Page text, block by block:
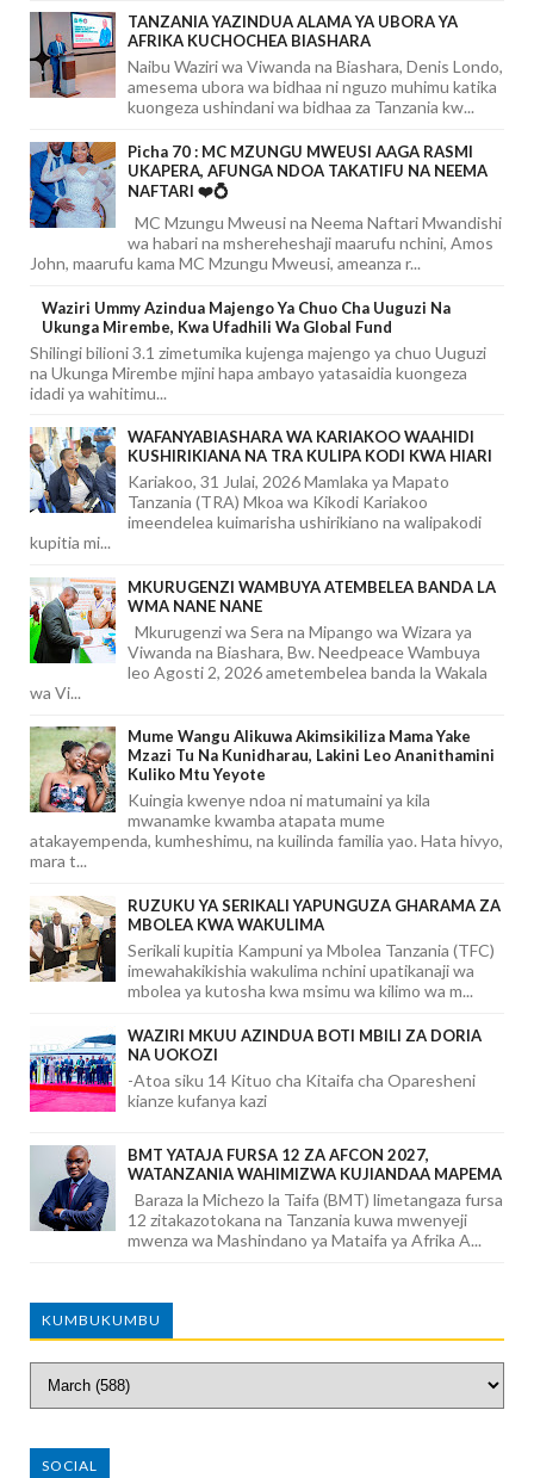
TANZANIA YAZINDUA ALAMA YA UBORA YA
AFRIKA KUCHOCHEA BIASHARA
Naibu Waziri wa Viwanda na Biashara, Denis Londo,
amesema ubora wa bidhaa ni nguzo muhimu katika
kuongeza ushindani wa bidhaa za Tanzania kw...
Picha 70 : MC MZUNGU MWEUSI AAGA RASMI
UKAPERA, AFUNGA NDOA TAKATIFU NA NEEMA
NAFTARI ❤️💍
MC Mzungu Mweusi na Neema Naftari Mwandishi
wa habari na mshereheshaji maarufu nchini, Amos
John, maarufu kama MC Mzungu Mweusi, ameanza r...
Waziri Ummy Azindua Majengo Ya Chuo Cha Uuguzi Na
Ukunga Mirembe, Kwa Ufadhili Wa Global Fund
Shilingi bilioni 3.1 zimetumika kujenga majengo ya chuo Uuguzi
na Ukunga Mirembe mjini hapa ambayo yatasaidia kuongeza
idadi ya wahitimu...
WAFANYABIASHARA WA KARIAKOO WAAHIDI
KUSHIRIKIANA NA TRA KULIPA KODI KWA HIARI
Kariakoo, 31 Julai, 2026 Mamlaka ya Mapato
Tanzania (TRA) Mkoa wa Kikodi Kariakoo
imeendelea kuimarisha ushirikiano na walipakodi
kupitia mi...
MKURUGENZI WAMBUYA ATEMBELEA BANDA LA
WMA NANE NANE
Mkurugenzi wa Sera na Mipango wa Wizara ya
Viwanda na Biashara, Bw. Needpeace Wambuya
leo Agosti 2, 2026 ametembelea banda la Wakala
wa Vi...
Mume Wangu Alikuwa Akimsikiliza Mama Yake
Mzazi Tu Na Kunidharau, Lakini Leo Ananithamini
Kuliko Mtu Yeyote
Kuingia kwenye ndoa ni matumaini ya kila
mwanamke kwamba atapata mume
atakayempenda, kumheshimu, na kuilinda familia yao. Hata hivyo,
mara t...
RUZUKU YA SERIKALI YAPUNGUZA GHARAMA ZA
MBOLEA KWA WAKULIMA
Serikali kupitia Kampuni ya Mbolea Tanzania (TFC)
imewahakikishia wakulima nchini upatikanaji wa
mbolea ya kutosha kwa msimu wa kilimo wa m...
WAZIRI MKUU AZINDUA BOTI MBILI ZA DORIA
NA UOKOZI
-Atoa siku 14 Kituo cha Kitaifa cha Oparesheni
kianze kufanya kazi
BMT YATAJA FURSA 12 ZA AFCON 2027,
WATANZANIA WAHIMIZWA KUJIANDAA MAPEMA
Baraza la Michezo la Taifa (BMT) limetangaza fursa
12 zitakazotokana na Tanzania kuwa mwenyeji
mwenza wa Mashindano ya Mataifa ya Afrika A...
KUMBUKUMBU
SOCIAL